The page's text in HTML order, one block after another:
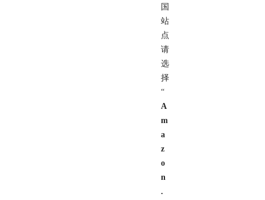
国
站
点
请
选
择
“
A
m
a
z
o
n
.